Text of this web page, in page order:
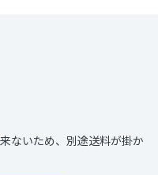
ないため、別途送料が掛か